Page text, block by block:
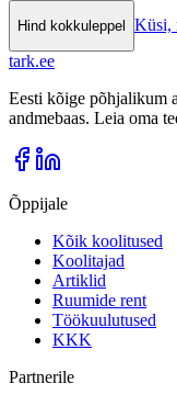
Hind kokkuleppel Küsi,
tark.ee
Eesti kõige põhjalikum
andmebaas. Leia oma
Õppijale
Kõik koolitused
Koolitajad
Artiklid
Ruumide rent
Töökuulutused
KKK
Partnerile